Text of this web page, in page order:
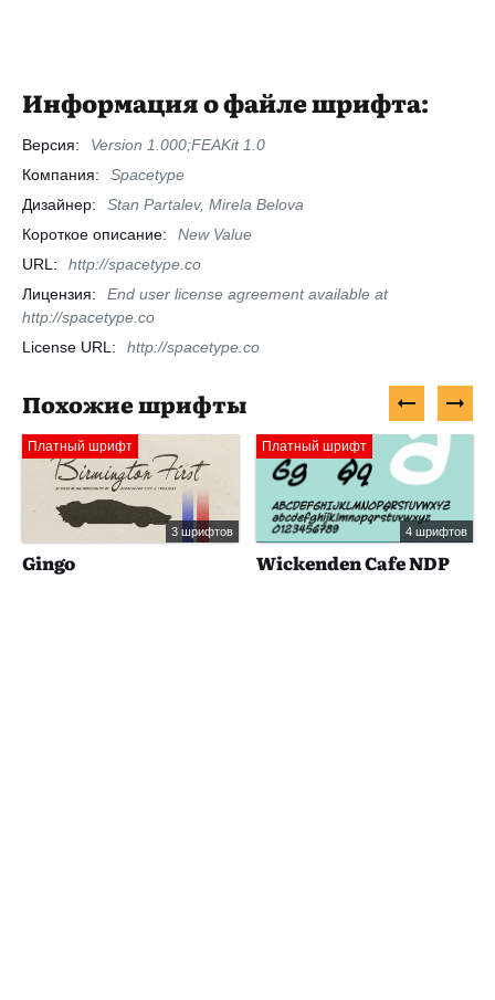
Информация о файле шрифта:
Версия:
Version 1.000;FEAKit 1.0
Компания:
Spacetype
Дизайнер:
Stan Partalev, Mirela Belova
Короткое описание:
New Value
URL:
http://spacetype.co
Лицензия:
End user license agreement available at
http://spacetype.co
License URL:
http://spacetype.co
Похожие шрифты
Платный шрифт
3 шрифтов
Gingo
Платный шрифт
4 шрифтов
Wickenden Cafe NDP